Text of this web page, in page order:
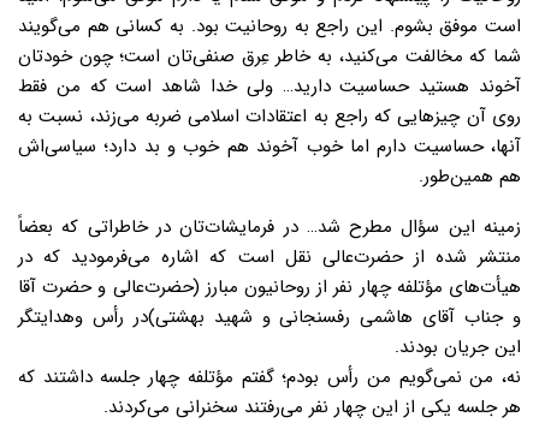
است موفق بشوم. این راجع به روحانیت بود. به کسانی هم می‌گویند
شما که مخالفت می‌کنید، به خاطر عِرق صنفی‌تان است؛ چون خودتان
آخوند هستید حساسیت دارید… ولی خدا شاهد است که من فقط
روی آن چیزهایی که راجع به اعتقادات اسلامی ضربه می‌زند، نسبت به
آنها، حساسیت دارم اما خوب آخوند هم خوب و بد دارد؛ سیاسی‌اش
هم همین‌طور.
زمینه این سؤال مطرح شد… در فرمایشات‌تان در خاطراتى که بعضاً
منتشر شده از حضرت‌عالى نقل است که اشاره مى‌فرمودید که در
هیأت‌های مؤتلفه چهار نفر از روحانیون مبارز (حضرت‌عالى و حضرت آقا
و جناب آقاى هاشمى رفسنجانى و شهید بهشتى)در رأس وهدایتگر
این جریان بودند.
نه، من نمى‌گویم من رأس بودم؛ گفتم مؤتلفه چهار جلسه داشتند که
هر جلسه یکى از این چهار نفر مى‌رفتند سخنرانى مى‌کردند.